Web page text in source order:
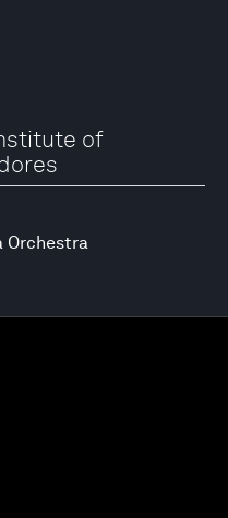
of
Orchestra